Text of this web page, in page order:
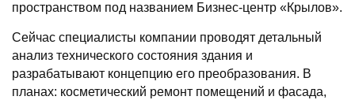
пространством под названием Бизнес-центр «Крылов».
Сейчас специалисты компании проводят детальный
анализ технического состояния здания и
разрабатывают концепцию его преобразования. В
планах: косметический ремонт помещений и фасада,